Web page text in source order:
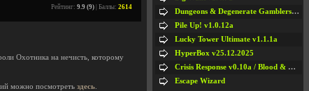
Рейтинг: 9.9 (9) | Баллы: 2614
Охотника на нечисть, которому
можно посмотреть здесь
Dungeons & Degenerate Gamblers v2.0.2a
Pile Up! v1.0.12a
Lucky Tower Ultimate v1.1.1a
HyperBox v25.12.2025
Crisis Response v0.10a / Blood & Bullet
Escape Wizard